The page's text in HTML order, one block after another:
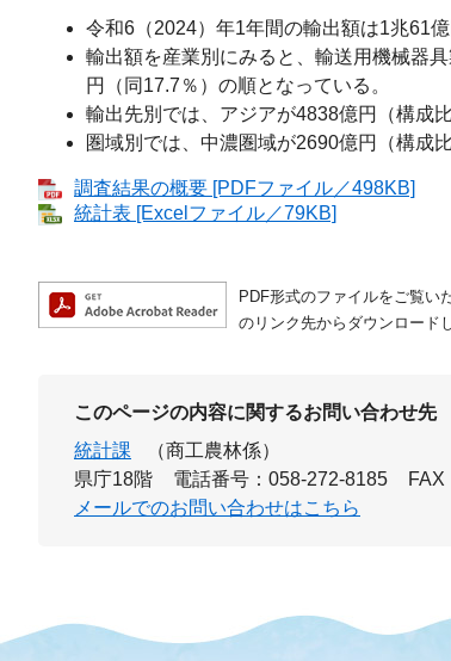
令和6（2024）年1年間の輸出額は1兆61
輸出額を産業別にみると、輸送用機械器
円（同17.7％）の順となっている。
輸出先別では、アジアが4838億円（構成
圏域別では、中濃圏域が2690億円（構成
調査結果の概要 [PDFファイル／498KB]
統計表 [Excelファイル／79KB]
PDF形式のファイルをご覧い
のリンク先からダウンロード
このページの内容に関するお問い合わせ先
統計課
（商工農林係）
県庁18階
電話番号：058-272-8185
FAX
メールでのお問い合わせはこちら